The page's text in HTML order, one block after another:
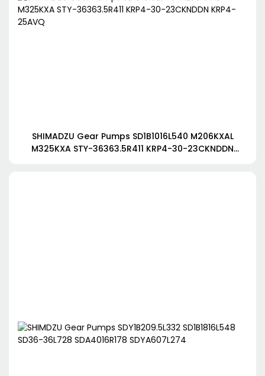
SHIMADZU Gear Pumps SD1B1016L540 M206KXAL
M325KXA STY-36363.5R411 KRP4-30-23CKNDDN